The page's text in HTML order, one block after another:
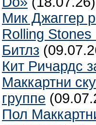
Мик Джаггер
Rolling Stones
Битлз
Кит Ричардс
Маккартни
группе
Пол